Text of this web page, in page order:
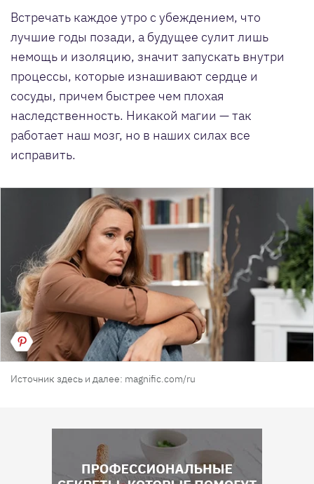
Встречать каждое утро с убеждением, что
лучшие годы позади, а будущее сулит лишь
немощь и изоляцию, значит запускать внутри
процессы, которые изнашивают сердце и
сосуды, причем быстрее чем плохая
наследственность. Никакой магии — так
работает наш мозг, но в наших силах все
исправить.
Источник здесь и далее: magnific.com/ru